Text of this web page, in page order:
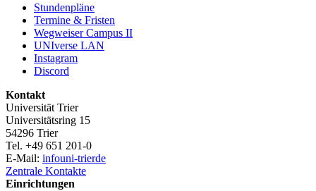
Stundenpläne
Termine & Fristen
Wegweiser Campus II
UNIverse LAN
Instagram
Discord
Kontakt
Universität Trier
Universitätsring 15
54296 Trier
Tel. +49 651 201-0
E-Mail: infouni-trierde
Zentrale Kontakte
Einrichtungen